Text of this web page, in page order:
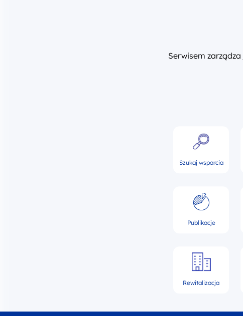
Serwisem zarządza
Szukaj wsparcia
Publikacje
Rewitalizacja